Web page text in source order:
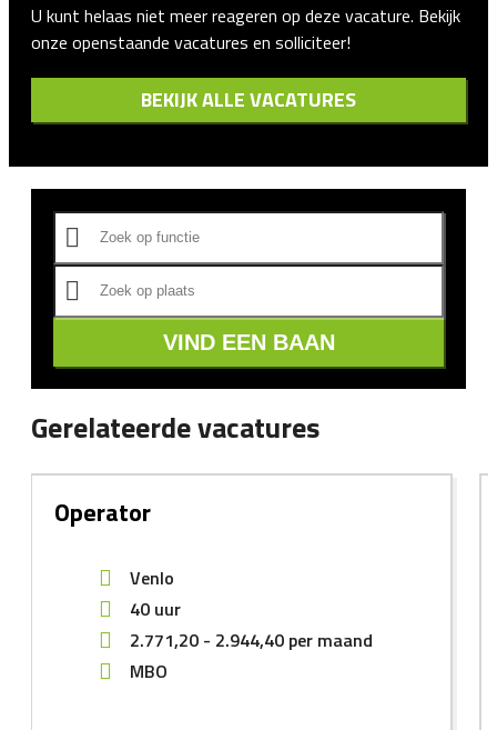
U kunt helaas niet meer reageren op deze vacature. Bekijk
onze openstaande vacatures en solliciteer!
BEKIJK ALLE VACATURES
VIND EEN BAAN
Gerelateerde vacatures
Operator
Venlo
40 uur
2.771,20 - 2.944,40 per maand
MBO